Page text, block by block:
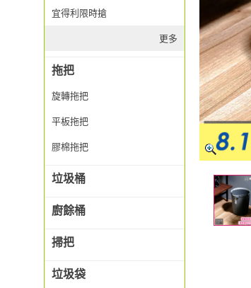
宜得利限時搶
更多
拖把
旋轉拖把
平板拖把
膠棉拖把
垃圾桶
廚餘桶
掃把
垃圾袋